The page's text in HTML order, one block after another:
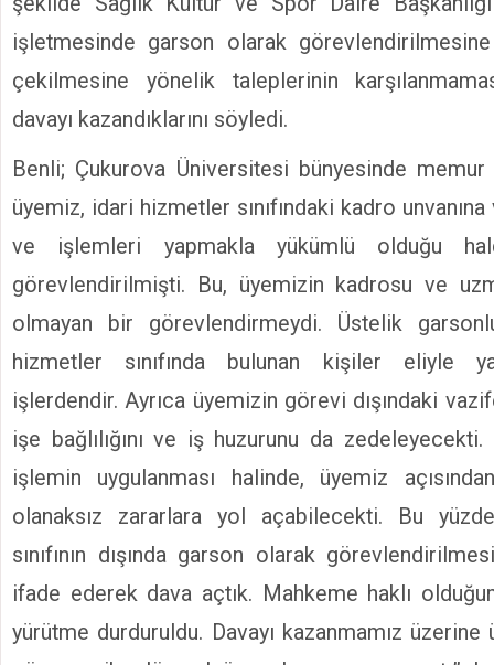
işletmesinde garson olarak
çekilmesine yönelik taleplerinin
davayı kazandıklarını söyledi.
Benli; Çukurova Üniversitesi bünyesinde
üyemiz, idari hizmetler sınıfındaki kadro
ve işlemleri yapmakla yükümlü olduğu
görevlendirilmişti. Bu, üyemizin kadrosu ve
olmayan bir görevlendirmeydi. Üstelik
hizmetler sınıfında bulunan kişiler eliyle
işlerdendir. Ayrıca üyemizin görevi dışındaki
işe bağlılığını ve iş huzurunu da
işlemin uygulanması halinde, üyemiz
olanaksız zararlara yol açabilecekti. Bu
sınıfının dışında garson olarak
ifade ederek dava açtık. Mahkeme haklı
yürütme durduruldu. Davayı kazanmamız